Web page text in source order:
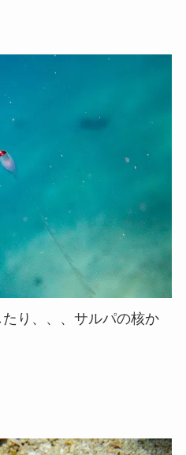
り、、、サルパの核か